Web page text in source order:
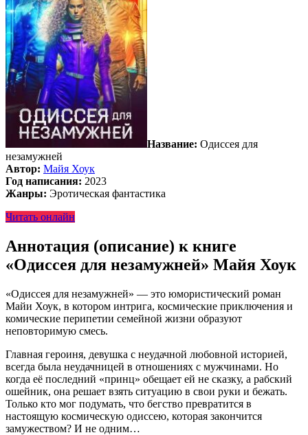
Название: Одиссея для
незамужней
Автор: Майя Хоук
Год написания: 2023
Жанры: Эротическая фантастика
Читать онлайн
Аннотация (описание) к книге
«Одиссея для незамужней» Майя Хоук
«Одиссея для незамужней» — это юмористический роман
Майи Хоук, в котором интрига, космические приключения и
комические перипетии семейной жизни образуют
неповторимую смесь.
Главная героиня, девушка с неудачной любовной историей,
всегда была неудачницей в отношениях с мужчинами. Но
когда её последний «принц» обещает ей не сказку, а рабский
ошейник, она решает взять ситуацию в свои руки и бежать.
Только кто мог подумать, что бегство превратится в
настоящую космическую одиссею, которая закончится
замужеством? И не одним…